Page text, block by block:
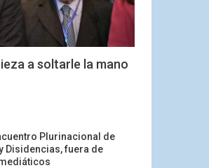
a soltarle la mano
Plurinacional de
Disidencias, fuera de